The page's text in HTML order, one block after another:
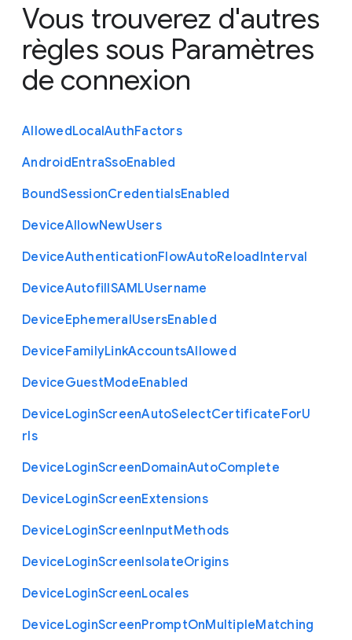
Vous trouverez d'autres
règles sous Paramètres
de connexion
AllowedLocalAuthFactors
AndroidEntraSsoEnabled
BoundSessionCredentialsEnabled
DeviceAllowNewUsers
DeviceAuthenticationFlowAutoReloadInterval
DeviceAutofillSAMLUsername
DeviceEphemeralUsersEnabled
DeviceFamilyLinkAccountsAllowed
DeviceGuestModeEnabled
DeviceLoginScreenAutoSelectCertificateForU
rls
DeviceLoginScreenDomainAutoComplete
DeviceLoginScreenExtensions
DeviceLoginScreenInputMethods
DeviceLoginScreenIsolateOrigins
DeviceLoginScreenLocales
DeviceLoginScreenPromptOnMultipleMatching